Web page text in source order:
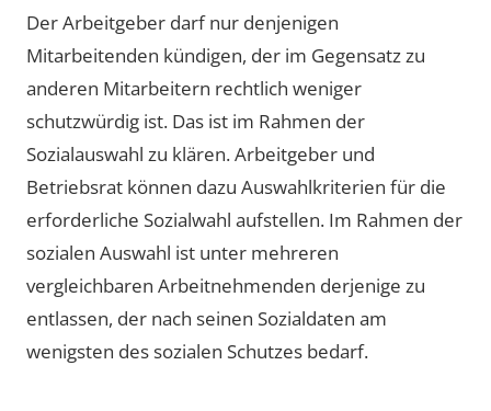
Der Arbeitgeber darf nur denjenigen
Mitarbeitenden kündigen, der im Gegensatz zu
anderen Mitarbeitern rechtlich weniger
schutzwürdig ist. Das ist im Rahmen der
Sozialauswahl zu klären. Arbeitgeber und
Betriebsrat können dazu Auswahlkriterien für die
erforderliche Sozialwahl aufstellen. Im Rahmen der
sozialen Auswahl ist unter mehreren
vergleichbaren Arbeitnehmenden derjenige zu
entlassen, der nach seinen Sozialdaten am
wenigsten des sozialen Schutzes bedarf.